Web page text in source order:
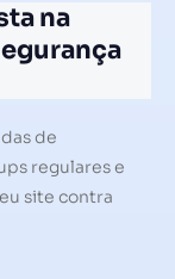
na
de
regulares e
site contra